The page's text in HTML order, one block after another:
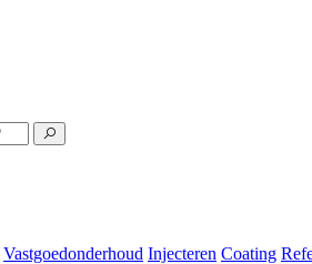
Vastgoedonderhoud Injecteren Coating